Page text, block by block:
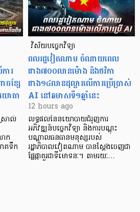
ារ
ចខ្សែ
យោធា
រាល់
ោក
គទឹក
​​​​​​​​​​​​​​​​​​​​​​​​​​​​​ វិស័យបច្ចេកវិទ្យា
ពលរដ្ឋវៀតណាម ​ចំណាយពេល
ជាង៧០០លានម៉ោង និងថវិកា
ជាង១៤លានដុល្លារលើការប្រើប្រាស់
AI នៅឆមាសទី១ឆ្នាំនេះ
12 hours ago
លទ្ធផលនៃនយោបាយជំរុញការ
អភិវឌ្ឍន៍បច្ចេកវិទ្យា និងការបណ្តុះ
បណ្តាលធនធានមនុស្សរបស់
រដ្ឋាភិបាលវៀតណាម បានស្តែងចេញជា
ផ្លែផ្កាគួរជាទីមោទនៈ។ តាមរយៈ…